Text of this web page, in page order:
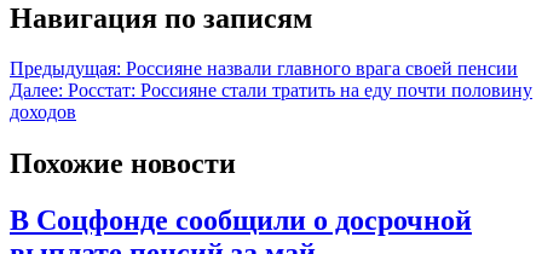
Навигация по записям
Предыдущая: Россияне назвали главного врага своей пенсии
Далее: Росстат: Россияне стали тратить на еду почти половину
доходов
Похожие новости
В Соцфонде сообщили о досрочной